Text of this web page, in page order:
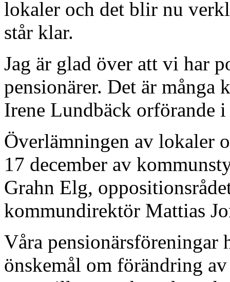
lokaler och det blir nu
står klar.
Jag är glad över att vi har
pensionärer. Det är många
Irene Lundbäck orförande
Överlämningen av lokaler
17 december av
Grahn Elg,
kommundirektör Mattias
Våra
önskemål om förändring